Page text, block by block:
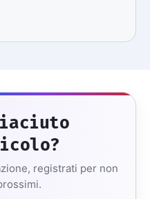
registrati per non